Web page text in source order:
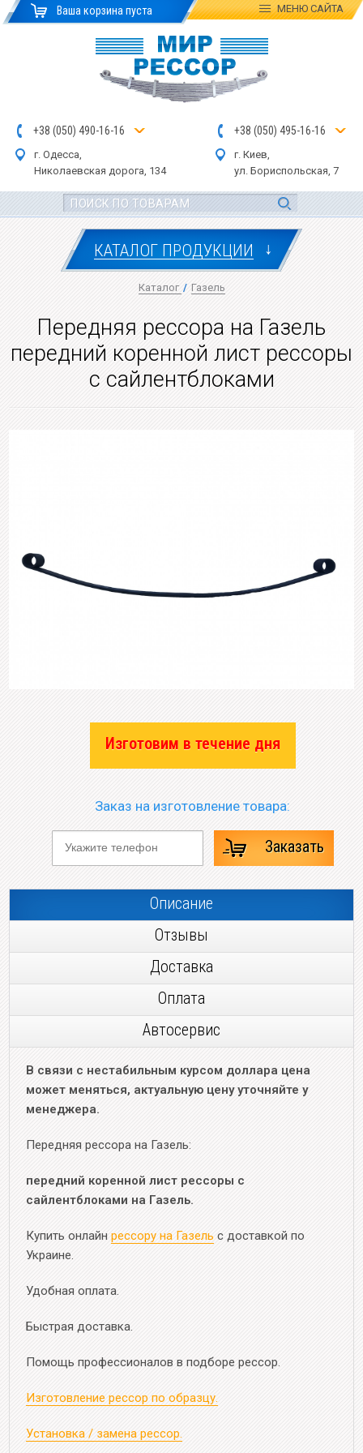
Ваша корзина пуста МЕНЮСАЙТА
+38 (050) 490-16-16
г. Одесса,
Николаевская дорога, 134
+38 (050) 495-16-16
г. Киев,
ул. Бориспольская, 7
КАТАЛОГ ПРОДУКЦИИ ↓
Каталог / Газель
Передняя рессора на Газель
передний коренной лист рессоры
с сайлентблоками
Изготовим в течение дня
Заказ на изготовление товара:
Заказать
Описание
Отзывы
Доставка
Оплата
Автосервис
В связи с нестабильным курсом доллара цена
может меняться, актуальную цену уточняйте у
менеджера.
Передняя рессора на Газель:
передний коренной лист рессоры с
сайлентблоками на Газель.
Купить онлайн рессору на Газель с доставкой по
Украине.
Удобная оплата.
Быстрая доставка.
Помощь профессионалов в подборе рессор.
Изготовление рессор по образцу.
Установка / замена рессор.